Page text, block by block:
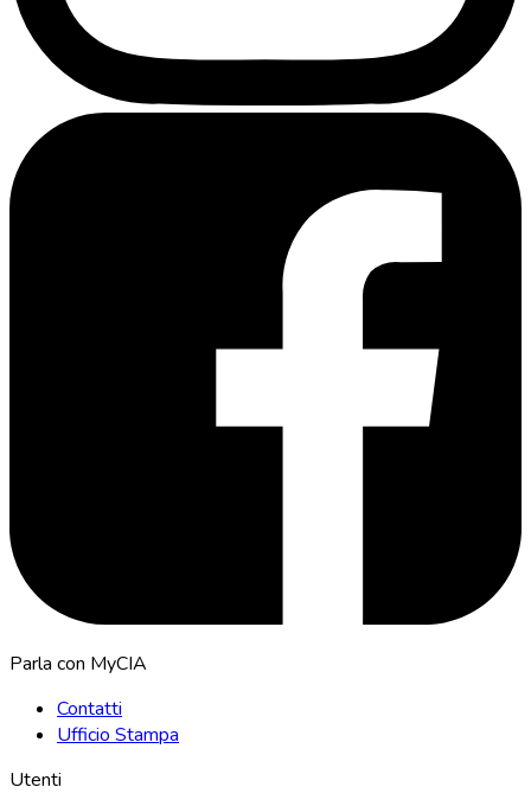
Parla con MyCIA
Contatti
Ufficio Stampa
Utenti